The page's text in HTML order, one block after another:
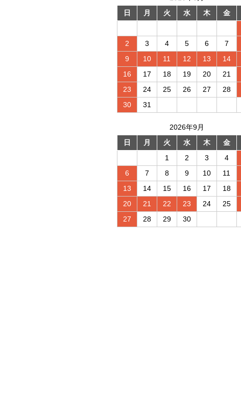
日
月 火 水 木 金
2
3 4 5 6 7
9
10 11 12 13 14
16
17 18 19 20 21
23
24 25 26 27 28
30
31
2026年9月
日
月 火 水 木 金
1
2 3 4
6
7 8 9 10 11
13
14 15 16 17 18
20
21 22 23 24 25
27
28 29 30